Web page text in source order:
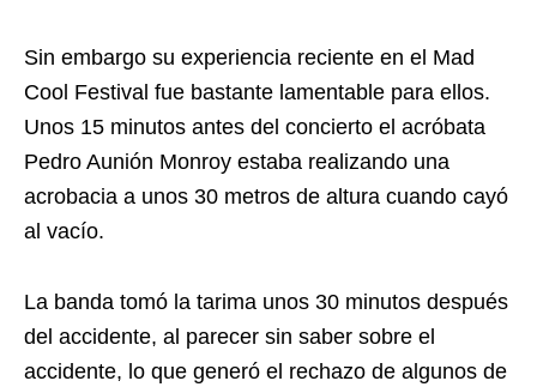
Sin embargo su experiencia reciente en el Mad
Cool Festival fue bastante lamentable para ellos.
Unos 15 minutos antes del concierto el acróbata
Pedro Aunión Monroy estaba realizando una
acrobacia a unos 30 metros de altura cuando cayó
al vacío.
La banda tomó la tarima unos 30 minutos después
del accidente, al parecer sin saber sobre el
accidente, lo que generó el rechazo de algunos de